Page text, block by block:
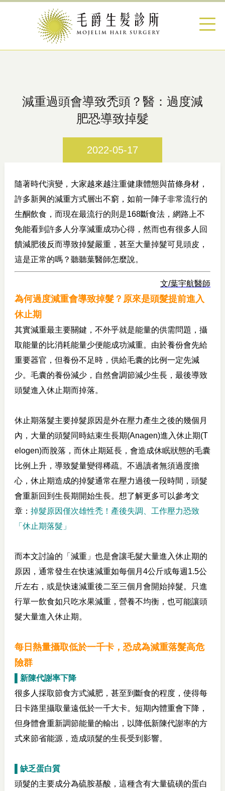
減重過頭會導致禿頭？醫：過度減
肥恐導致掉髮
2022-05-17
隨著時代演變，大家越來越注重健康體態與苗條身材，
許多新興的減重方式層出不窮，如前一陣子非常流行的
生酮飲食，而現在最流行的則是168斷食法，網路上不
免能看到許多人分享減重成功心得，然而也有很多人回
饋減肥後反而導致掉髮嚴重，甚至大量掉髮可見頭皮，
這是正常的嗎？聽聽葉醫師怎麼說。
文/葉宇航醫師
為何過度減重會導致掉髮？原來是頭髮提前進入
休止期
其實減重最主要關鍵，不外乎就是能量的供需問題，攝
取能量的比消耗能量少便能成功減重。由於養份會先給
重要器官，但養份不足時，供給毛囊的比例一定先減
少。毛囊的養份減少，自然會調節減少生長，最後導致
頭髮進入休止期而掉落。
休止期落髮主要掉髮原因是外在壓力產生之後的幾個月
內，大量的頭髮同時結束生長期(Anagen)進入休止期(T
elogen)而脫落，而休止期延長，會造成休眠狀態的毛囊
比例上升，導致髮量變得稀疏。不過讀者無須過度擔
心，休止期造成的掉髮通常在壓力過後一段時間，頭髮
會重新回到生長期開始生長。想了解更多可以參考文
章： 掉髮原因僅次雄性禿！產後失調、工作壓力恐致
「休止期落髮」
而本文討論的「減重」也是會讓毛髮大量進入休止期的
原因，通常發生在快速減重如每個月4公斤或每週1.5公
斤左右，或是快速減重後二至三個月會開始掉髮。只進
行單一飲食如只吃水果減重，營養不均衡，也可能讓頭
髮大量進入休止期。
每日熱量攝取低於一千卡，恐成為減重落髮高危
險群
▌新陳代謝率下降
很多人採取節食方式減肥，甚至到斷食的程度，使得每
日卡路里攝取量遠低於一千大卡。短期內體重會下降，
但身體會重新調節能量的輸出，以降低新陳代謝率的方
式來節省能源，造成頭髮的生長受到影響。
▌缺乏蛋白質
頭髮的主要成分為硫胺基酸，這種含有大量硫磺的蛋白